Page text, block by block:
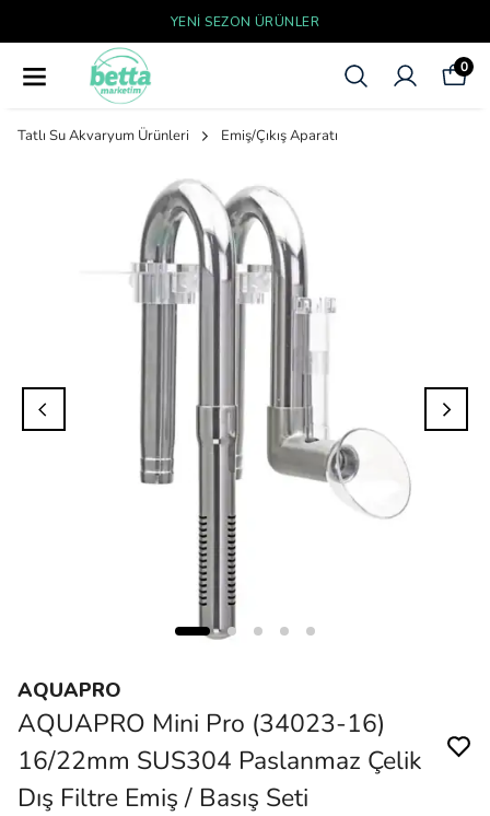
YENI SEZON ÜRÜNLER
0
Tatlı Su Akvaryum Ürünleri Emiş/Çıkış Aparatı
AQUAPRO
AQUAPRO Mini Pro (34023-16)
16/22mm SUS304 Paslanmaz Çelik
Dış Filtre Emiş / Basış Seti